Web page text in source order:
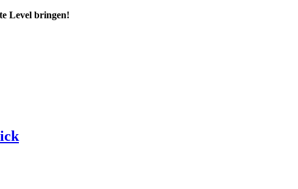
Level bringen!